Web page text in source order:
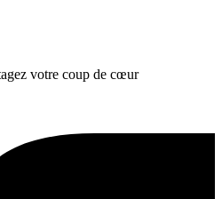
votre coup de cœur